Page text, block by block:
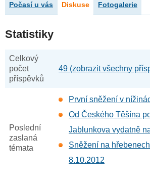
Počasí u vás Diskuse Fotogalerie
Statistiky
Celkový
počet
příspěvků
49 (zobrazit všechny
Poslední
zaslaná
témata
První sněžení v
Od Českého Těšína
Jablunkova vydatně
Sněžení na
8.10.2012